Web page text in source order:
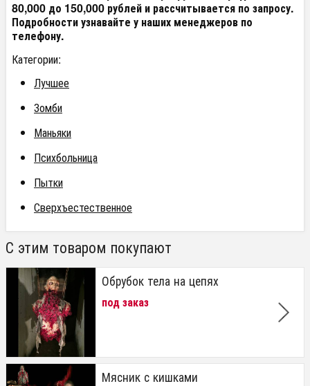
80,000 до 150,000 рублей и рассчитывается по запросу.
Подробности узнавайте у наших менеджеров по
телефону.
Категории:
Лучшее
Зомби
Маньяки
Психбольница
Пытки
Сверхъестественное
С этим товаром покупают
Обрубок тела на цепях
под заказ
Мясник с кишками